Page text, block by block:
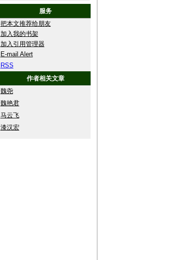
服务
把本文推荐给朋友
加入我的书架
加入引用管理器
E-mail Alert
RSS
作者相关文章
魏尧
魏艳君
马云飞
漆汉宏